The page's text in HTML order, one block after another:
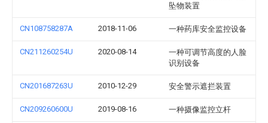
坠物装置
CN108758287A 2018-11-06 一种药库安全监控设备
CN211260254U 2020-08-14
一种可调节高度的人脸
识别设备
CN201687263U 2010-12-29 安全警示遮拦装置
CN209260600U 2019-08-16 一种摄像监控立杆